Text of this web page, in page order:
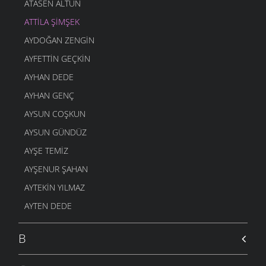
ATASEN ALTUN
ATTILA ŞIMŞEK
AYDOĞAN ZENGIN
AYFETTIN GEÇKIN
AYHAN DEDE
AYHAN GENÇ
AYSUN COŞKUN
AYSUN GÜNDÜZ
AYŞE TEMIZ
AYŞENUR ŞAHAN
AYTEKIN YILMAZ
AYTEN DEDE
B